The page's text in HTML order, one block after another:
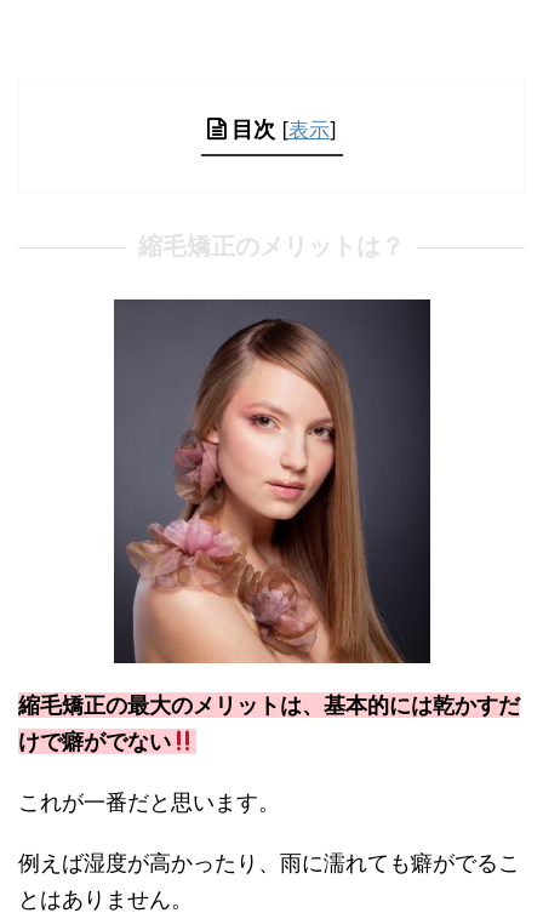
目次 [表示]
縮毛矯正のメリットは？
縮毛矯正の最大のメリットは、基本的には乾かすだ
けで癖がでない
これが一番だと思います。
例えば湿度が高かったり、雨に濡れても癖がでるこ
とはありません。